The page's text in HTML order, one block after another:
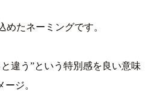
めたネーミングです。
違う”という特別感を良い意味
ジ。